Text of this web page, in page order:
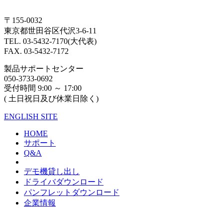
〒155-0032
東京都世田谷区代沢3-6-11
TEL. 03-5432-7170(大代表)
FAX. 03-5432-7172
製品サポートセンター
050-3733-0692
受付時間 9:00 ～ 17:00
( 土日祝日及び休業日除く)
ENGLISH SITE
HOME
サポート
Q&A
デモ機貸し出し
ドライバダウンロード
パンフレットダウンロード
企業情報